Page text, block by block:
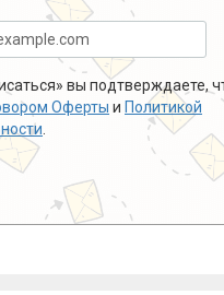
вы подтверждаете,
Оферты и Политикой